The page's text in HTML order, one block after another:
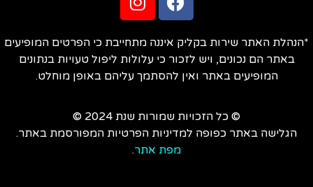
האתר שירות בקליק איננה מתחייבת כי הפרטים המופיעים
באתר הם נכונים, ויש לזכור כי עלולות ליפול טעויות בנתונים
המופיעים באתר ואין להסתמך עליהם באופן מוחלט.
© כל הזכויות שמורות שנת 2024 ©
הגלישה באתר כפופה למדיניות הפרטיות המפורסמת באתר.
מפת אתר.